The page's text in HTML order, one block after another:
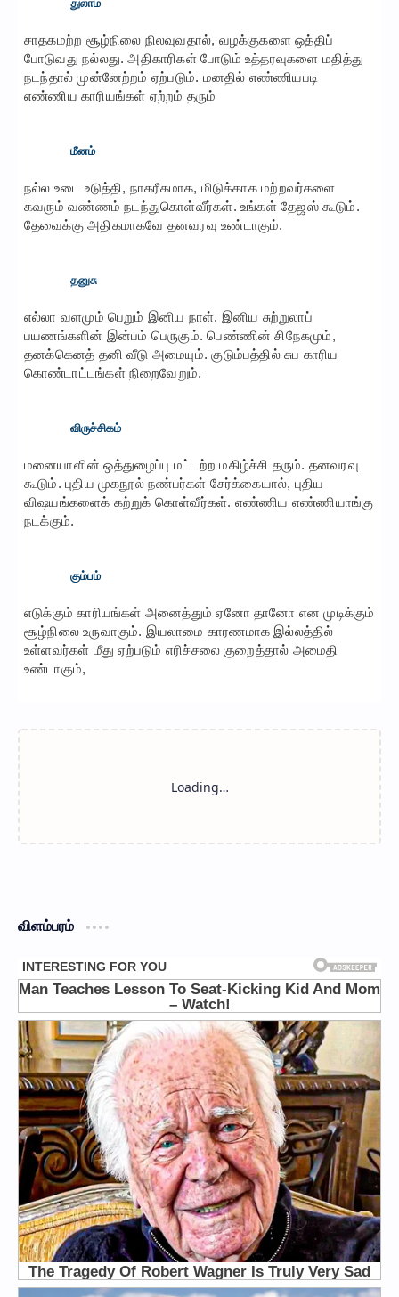
துலாம்
சாதகமற்ற சூழ்நிலை நிலவுவதால், வழக்குகளை ஒத்திப்
போடுவது நல்லது. அதிகாரிகள் போடும் உத்தரவுகளை மதித்து
நடந்தால் முன்னேற்றம் ஏற்படும். மனதில் எண்ணியபடி
எண்ணிய காரியங்கள் ஏற்றம் தரும்
மீனம்
நல்ல உடை உடுத்தி, நாகரீகமாக, மிடுக்காக மற்றவர்களை
கவரும் வண்ணம் நடந்துகொள்வீர்கள். உங்கள் தேஜஸ் கூடும்.
தேவைக்கு அதிகமாகவே தனவரவு உண்டாகும்.
தனுசு
எல்லா வளமும் பெறும் இனிய நாள். இனிய சுற்றுலாப்
பயணங்களின் இன்பம் பெருகும். பெண்ணின் சிநேகமும்,
தனக்கெனத் தனி வீடு அமையும். குடும்பத்தில் சுப காரிய
கொண்டாட்டங்கள் நிறைவேறும்.
விருச்சிகம்
மனையாளின் ஒத்துழைப்பு மட்டற்ற மகிழ்ச்சி தரும். தனவரவு
கூடும். புதிய முகநூல் நண்பர்கள் சேர்க்கையால், புதிய
விஷயங்களைக் கற்றுக் கொள்வீர்கள். எண்ணிய எண்ணியாங்கு
நடக்கும்.
கும்பம்
எடுக்கும் காரியங்கள் அனைத்தும் ஏனோ தானோ என முடிக்கும்
சூழ்நிலை உருவாகும். இயலாமை காரணமாக இல்லத்தில்
உள்ளவர்கள் மீது ஏற்படும் எரிச்சலை குறைத்தால் அமைதி
உண்டாகும்,
விளம்பரம்